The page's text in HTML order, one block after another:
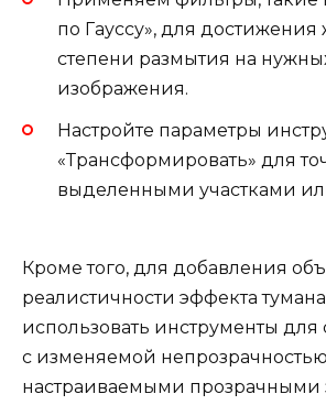
по Гауссу», для
степени размытия на
изображения.
Настройте параметры
«Трансформировать» для
выделенными участками
Кроме того, для добавления
реалистичности эффекта
использовать инструменты для
с изменяемой
настраиваемыми прозрачными